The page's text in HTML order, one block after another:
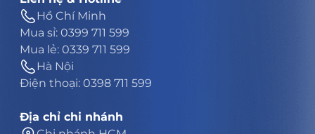
Hồ Chí Minh
Mua sỉ: 0399 711 599
Mua lẻ: 0339 711 599
Hà Nội
Điện thoại: 0398 711 599
Địa chỉ chi nhánh